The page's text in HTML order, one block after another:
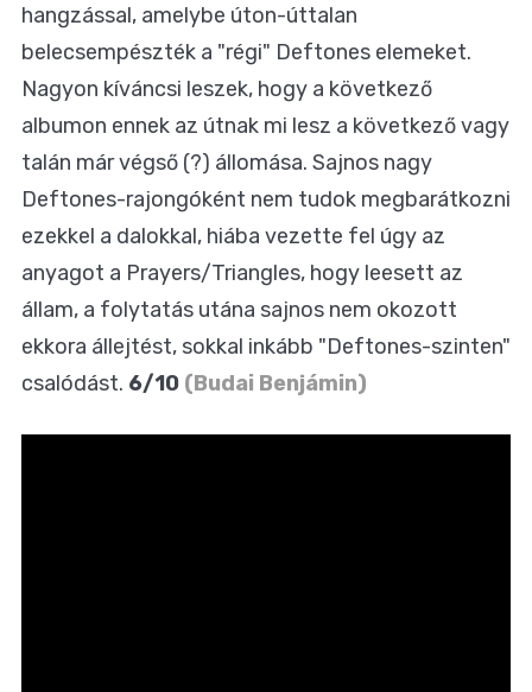
hangzással, amelybe úton-úttalan
belecsempészték a "régi" Deftones elemeket.
Nagyon kíváncsi leszek, hogy a következő
albumon ennek az útnak mi lesz a következő vagy
talán már végső (?) állomása. Sajnos nagy
Deftones-rajongóként nem tudok megbarátkozni
ezekkel a dalokkal, hiába vezette fel úgy az
anyagot a Prayers/Triangles, hogy leesett az
állam, a folytatás utána sajnos nem okozott
ekkora állejtést, sokkal inkább "Deftones-szinten"
csalódást. 6/10 (Budai Benjámin)